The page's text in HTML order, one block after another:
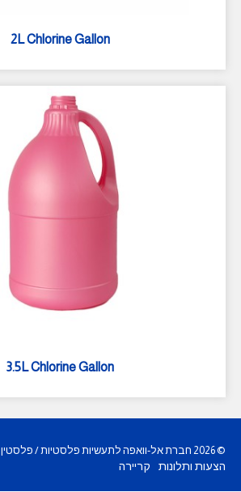
2L Chlorine Gallon
3.5L Chlorine Gallon
©
2026 חברת אל-וואפה לתעשיות פלסטיות / פלסטין
הצעות ותלונות קריירה